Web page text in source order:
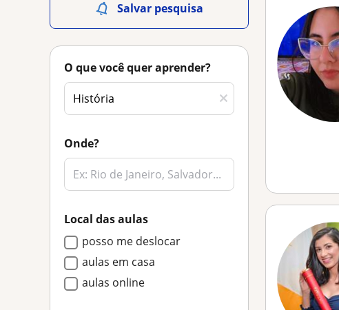
Salvar pesquisa
O que você quer aprender?
Onde?
Local das aulas
posso me deslocar
aulas em casa
aulas online